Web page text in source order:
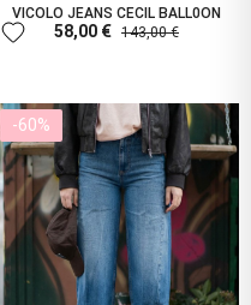
VICOLO JEANS CECIL BALL0ON
58,00 € 143,00 €
favorite
-60%